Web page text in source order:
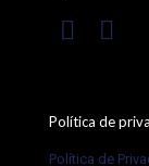
Política de
Política de